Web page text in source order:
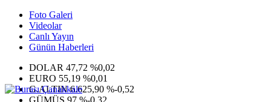
Foto Galeri
Videolar
Canlı Yayın
Günün Haberleri
DOLAR 47,72 %0,02
EURO 55,19 %0,01
G.ALTIN6.625,90 %-0,52
GÜMÜŞ 97 %-0,32